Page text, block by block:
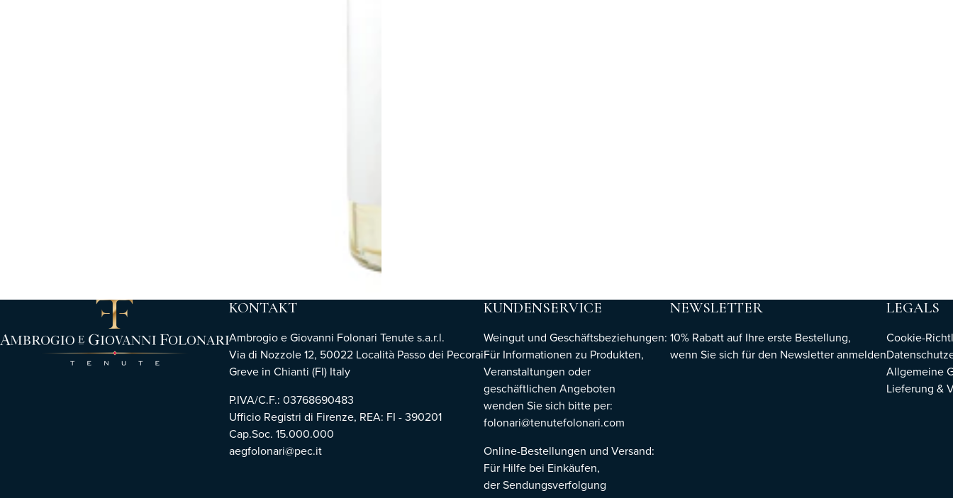
KONTAKT
Ambrogio e Giovanni Folonari Tenute s.a.r.l.
Via di Nozzole 12, 50022 Località Passo dei Pecorai
Greve in Chianti (FI) Italy
P.IVA/C.F.: 03768690483
Ufficio Registri di Firenze, REA: FI - 390201
Cap.Soc. 15.000.000
aegfolonari@pec.it
KUNDENSERVICE
Weingut und Geschäftsbeziehungen:
Für Informationen zu Produkten,
Veranstaltungen oder
geschäftlichen Angeboten
wenden Sie sich bitte per:
folonari@tenutefolonari.com
Online-Bestellungen und Versand:
Für Hilfe bei Einkäufen,
der Sendungsverfolgung
NEWSLETTER
10% Rabatt auf Ihre erste Bestellung,
wenn Sie sich für den Newsletteranmelden
LEGALS
Cookie-
Allgemeine
Lieferung &